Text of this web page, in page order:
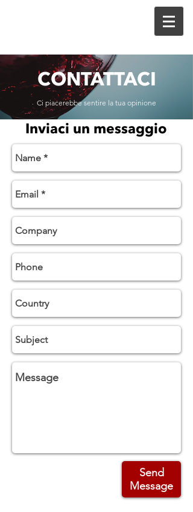
CONTATTACI
Ci piacerebbe sentire la tua opinione
Inviaci un messaggio
Send
Message